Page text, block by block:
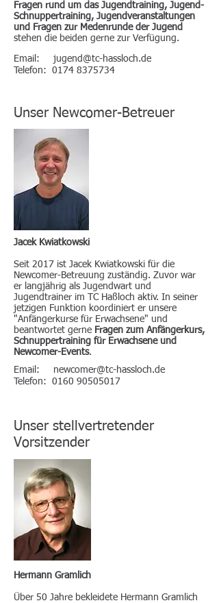
Fragen rund um das Jugendtraining, Jugend-
Schnuppertraining, Jugendveranstaltungen
und Fragen zur Medenrunde der Jugend
stehen die beiden gerne zur Verfügung.
Email: jugend@tc-hassloch.de
Telefon: 0174 8375734
Unser Newcomer-Betreuer
Jacek Kwiatkowski
Seit 2017 ist Jacek Kwiatkowski für die
Newcomer-Betreuung zuständig. Zuvor war
er langjährig als Jugendwart und
Jugendtrainer im TC Haßloch aktiv. In seiner
jetzigen Funktion koordiniert er unsere
"Anfängerkurse für Erwachsene" und
beantwortet gerne Fragen zum Anfängerkurs,
Schnuppertraining für Erwachsene und
Newcomer-Events.
Email: newcomer@tc-hassloch.de
Telefon: 0160 90505017
Unser stellvertretender
Vorsitzender
Hermann Gramlich
Über 50 Jahre bekleidete Hermann Gramlich